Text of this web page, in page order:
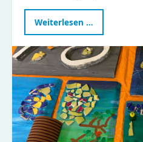
Weiterlesen …
„Schatzsuche
–
Schule
in
Sicht“